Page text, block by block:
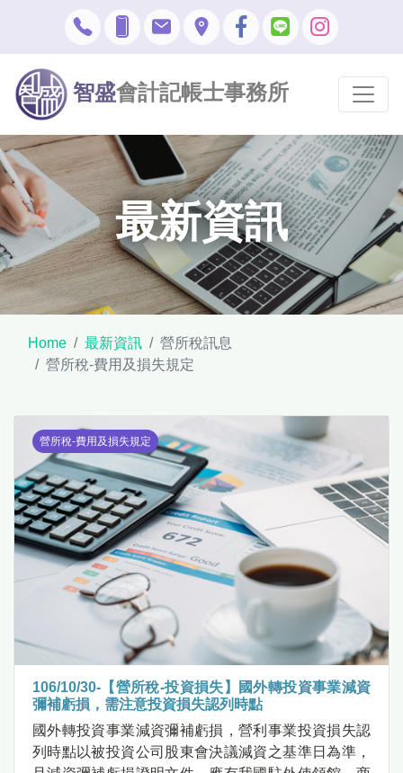
智盛會計記帳士事務所
最新資訊
Home 最新資訊
營所稅訊息
營所稅-費用及損失規定
營所稅-費用及損失規定
106/10/30-【營所稅-投資損失】國外轉投資事業減資
彌補虧損，需注意投資損失認列時點
國外轉投資事業減資彌補虧損，營利事業投資損失認
列時點以被投資公司股東會決議減資之基準日為準，